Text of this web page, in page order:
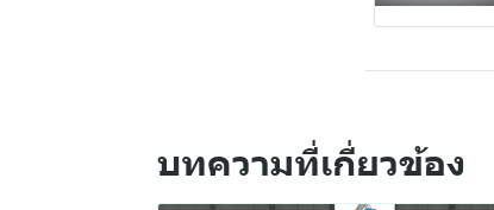
บทความที่เกี่ยวข้อง